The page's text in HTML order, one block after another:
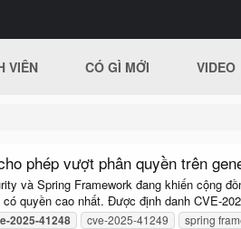
VIÊN CÓ GÌ MỚI VIDEO
phép vượt phân quyền trên
và Spring Framework đang khiến cộng
quyền cao nhất. Được định danh CVE-
2025-41248 cve-2025-41249 spring